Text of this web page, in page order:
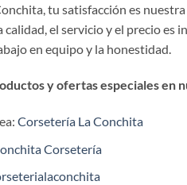
tu satisfacción es
calidad, el servicio y el precio
en equipo y la honestidad.
y ofertas especiales en
Corsetería La Conchita
Corsetería